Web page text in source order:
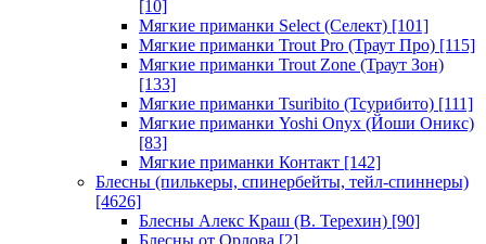
[10]
Мягкие приманки Select (Селект) [101]
Мягкие приманки Trout Pro (Траут Про) [115]
Мягкие приманки Trout Zone (Траут Зон)
[133]
Мягкие приманки Tsuribito (Тсурибито) [111]
Мягкие приманки Yoshi Onyx (Йоши Оникс)
[83]
Мягкие приманки Контакт [142]
Блесны (пилькеры, спинербейты, тейл-спиннеры)
[4626]
Блесны Алекс Краш (В. Терехин) [90]